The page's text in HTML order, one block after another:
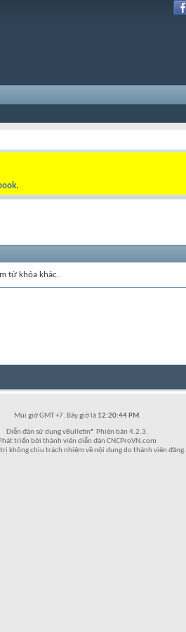
.
từ khóa khác.
Múi giờ GMT +7. Bây giờ là 12:20:44 PM.
Diễn đàn sử dụng vBulletin® Phiên bản 4.2.3.
Phát triển bởi thành viên diễn đàn CNCProVN.com
trị không chịu trách nhiệm về nội dung do thành viên đăng.